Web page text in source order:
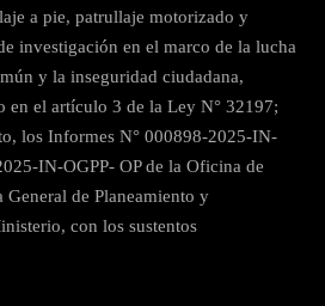
a pie, patrullaje motorizado y
investigación en el marco de la lucha
y la inseguridad ciudadana,
en el artículo 3 de la Ley N° 32197;
los Informes N° 000898-2025-IN-
IN-OGPP- OP de la Oficina de
General de Planeamiento y
con los sustentos